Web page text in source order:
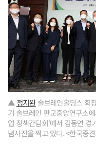
▲ 정지완솔브레인홀딩스 회
기 솔브레인 판교중앙연구소
업 정책간담회'에서 김동연 경
념사진을 찍고 있다. <한국중